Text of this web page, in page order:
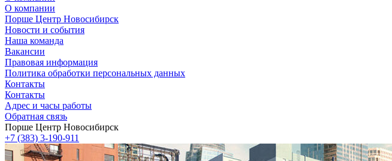
О компании
Порше Центр Новосибирск
Новости и события
Наша команда
Вакансии
Правовая информация
Политика обработки персональных данных
Контакты
Контакты
Адрес и часы работы
Обратная связь
Порше Центр Новосибирск
+7 (383) 3-190-911